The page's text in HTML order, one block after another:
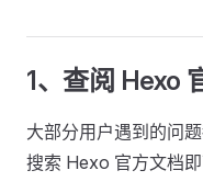
1、查阅 Hexo
大部分用户遇到的问
搜索 Hexo 官方文档